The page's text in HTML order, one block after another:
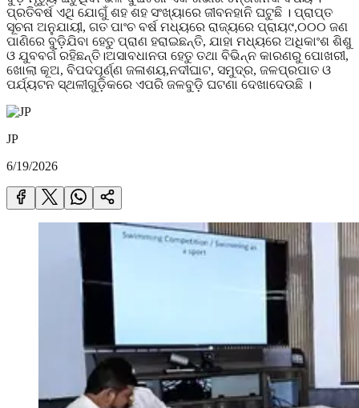
ପ୍ରତିବର୍ଷ ଏଥି ଯୋଗୁଁ ଶହ ଶହ ସଂଖ୍ୟାରେ ଜୀବନହାନି ଘଟୁଛି । ପ୍ରାପ୍ତ
ସୂଚନା ଅନୁଯାୟୀ, ଗତ ପାଂଚ ବର୍ଷ ମଧ୍ୟରେ ରାଜ୍ୟରେ ପ୍ରାୟ୯,୦୦୦ ଜଣ
ପାଣିରେ ବୁଡ଼ିଯିବା ହେତୁ ପ୍ରାଣ ହରାଇଛନ୍ତି, ଯାହା ମଧ୍ୟରେ ଅଧିକାଂଶ ଶିଶୁ
ଓ ଯୁବବର୍ଗ ରହିଛନ୍ତି।ଅସାବଧାନତା ହେତୁ ତଥା ବିଭିନ୍ନ କାରଣରୁ ପୋଖରୀ,
ଖୋଲା କୂଅ, ବିପଦପୂର୍ଣ୍ଣ ଜଳାଶୟ,ନଦୀଘାଟ, ସମୁଦ୍ର, ଜଳପ୍ରପାତ ଓ
ପର୍ଯ୍ୟଟନ ସ୍ଥଳୀଗୁଡ଼ିକରେ ଏପରି ଜଳବୁଡ଼ି ଘଟଣା ଦେଖାଦେଉଛି ।
JP
6/19/2026